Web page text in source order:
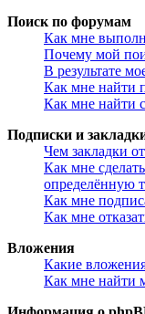
Поиск по форумам
Как мне
Почему мой
В результате
Как мне найти
Как мне найти
Подписки и
Чем закладки
Как мне
определённую
Как мне
Как мне
Вложения
Какие
Как мне найти